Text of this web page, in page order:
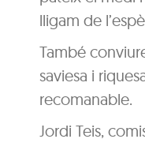
lligam de
També
saviesa i
recomanable.
Jordi Teis,